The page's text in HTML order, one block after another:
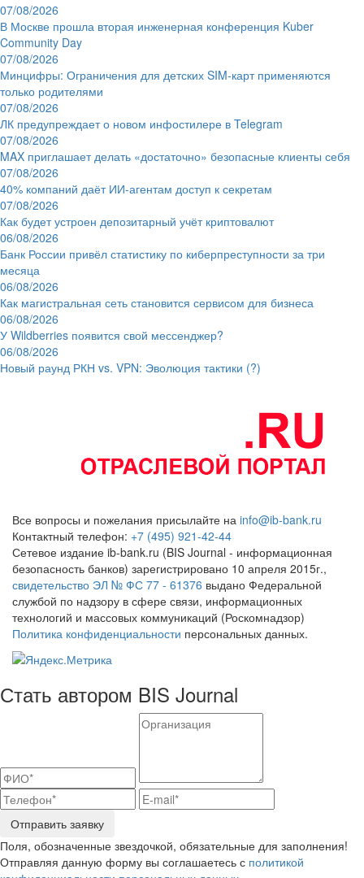
07/08/2026
В Москве прошла вторая инженерная конференция Kuber
Community Day
07/08/2026
Минцифры: Ограничения для детских SIM-карт применяются
только родителями
07/08/2026
ЛК предупреждает о новом инфостилере в Telegram
07/08/2026
MAX приглашает делать «достаточно» безопасные клиенты себя
07/08/2026
40% компаний даёт ИИ‑агентам доступ к секретам
07/08/2026
Как будет устроен депозитарный учёт криптовалют
06/08/2026
Банк России привёл статистику по киберпреступности за три
месяца
06/08/2026
Как магистральная сеть становится сервисом для бизнеса
06/08/2026
У Wildberries появится свой мессенджер?
06/08/2026
Новый раунд РКН vs. VPN: Эволюция тактики (?)
Все вопросы и пожелания присылайте на info@ib-bank.ru
Контактный телефон: +7 (495) 921-42-44
Сетевое издание ib-bank.ru (BIS Journal - информационная
безопасность банков) зарегистрировано 10 апреля 2015г.,
свидетельство ЭЛ № ФС 77 - 61376 выдано Федеральной
службой по надзору в сфере связи, информационных
технологий и массовых коммуникаций (Роскомнадзор)
Политика конфиденциальности персональных данных.
Стать автором BIS Journal
Отправить заявку
Поля, обозначенные звездочкой, обязательные для заполнения!
Отправляя данную форму вы соглашаетесь с политикой